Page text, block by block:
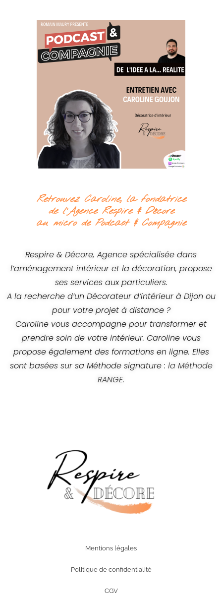
Retrouvez Caroline, la fondatrice
de l'Agence Respire & Décore
au micro de Podcast & Compagnie
Respire & Décore, Agence spécialisée dans
l’aménagement intérieur et la décoration, propose
ses services aux particuliers.
A la recherche d’un Décorateur d’intérieur à Dijon ou
pour votre projet à distance ?
Caroline vous accompagne pour transformer et
prendre soin de votre intérieur. Caroline vous
propose également des formations en ligne. Elles
sont basées sur sa Méthode signature : la Méthode
RANGE.
Mentions légales
Politique de confidentialité
CGV